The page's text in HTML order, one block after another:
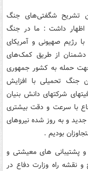
تشریح شگفتی‌های جنگ
اظهار داشت : ما در جنگ
، بسیار قویتر از جنگ ۱۲ روزه با رژیم صهیونی و آمریکای
دشمنان از طریق کمک‌های
حمله به کشور جمهوری
جنگ تحمیلی با افزایش
شرکتهای دانش بنیان
با سرعت و دقت بیشتری
و به روز شده نیروهای
بودیم .
پشتیبانی های معیشتی و
نقشه راه وزارت دفاع در